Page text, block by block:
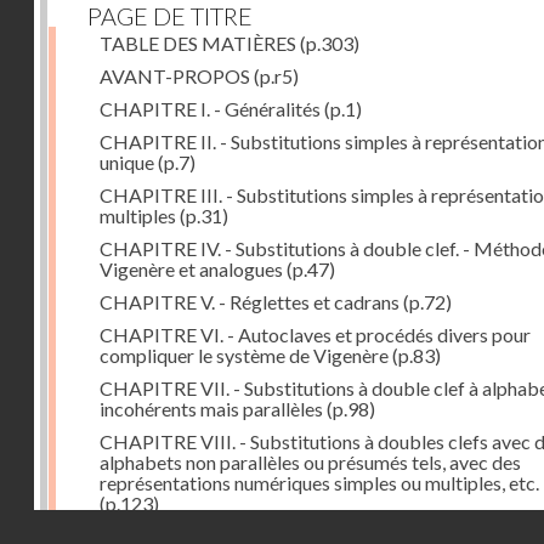
PAGE DE TITRE
TABLE DES MATIÈRES (p.303)
AVANT-PROPOS (p.r5)
CHAPITRE I. - Généralités (p.1)
CHAPITRE II. - Substitutions simples à
unique(p.7)
CHAPITRE III. - Substitutions simples à
multiples (p.31)
CHAPITRE IV. - Substitutions à double clef. -
Vigenère et analogues (p.47)
CHAPITRE V. - Réglettes et cadrans (p.72)
CHAPITRE VI. - Autoclaves et procédés divers pour
compliquer le système de Vigenère(p.83)
CHAPITRE VII. - Substitutions à double clef à
incohérents mais parallèles (p.98)
CHAPITRE VIII. - Substitutions à doubles clefs avec
alphabets non parallèles ou présumés tels, avec des
représentations numériques simples ou multiples, etc.
(p.123)